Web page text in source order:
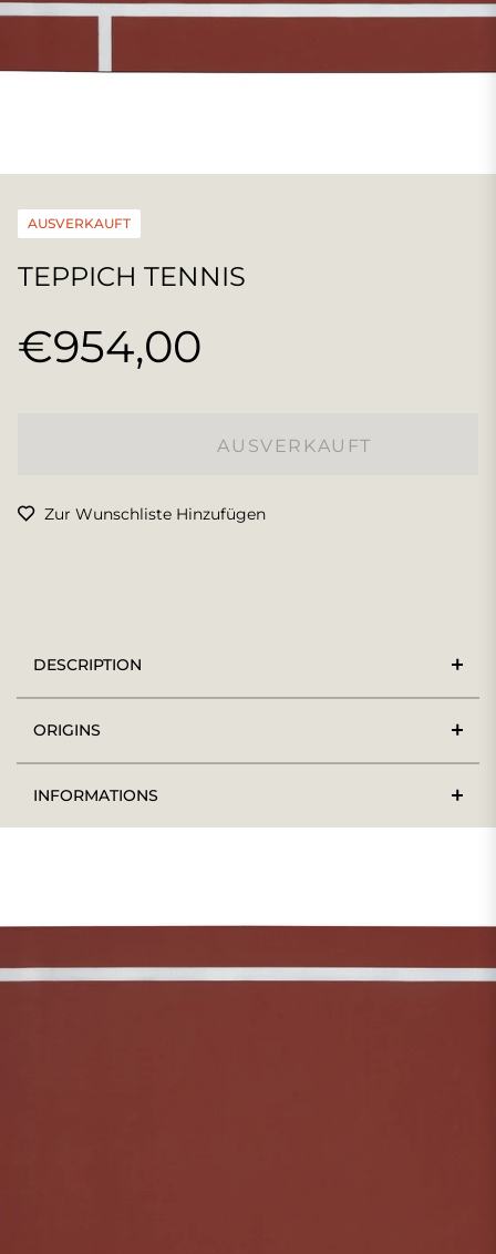
AUSVERKAUFT
TEPPICH TENNIS
Normaler
€954,00
AUSVERKAUFT
Zur Wunschliste Hinzufügen
DESCRIPTION
ORIGINS
INFORMATIONS